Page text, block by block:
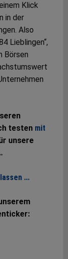
Klick
in der
Also
Lieblingen“,
Börsen
testen mit
unsere
…